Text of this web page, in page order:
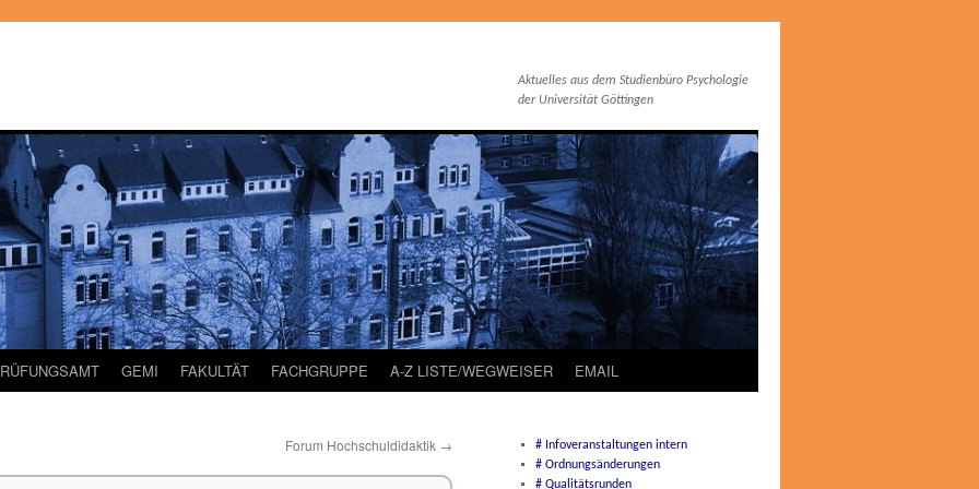
Aktuelles aus dem Studienbüro Psychologie
der Universität Göttingen
GEMI FAKULTÄT FACHGRUPPE A-Z LISTE/WEGWEISER EMAIL
Forum Hochschuldidaktik →
# Infoveranstaltungen intern
# Ordnungsänderungen
# Qualitätsrunden